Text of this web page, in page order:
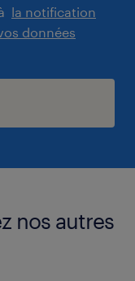
la notification
données
nos autres